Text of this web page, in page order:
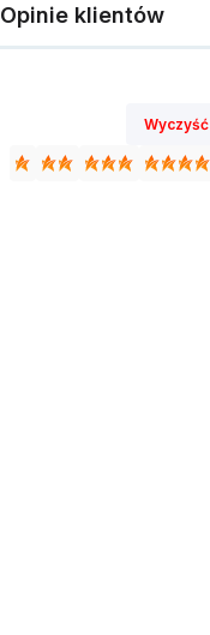
Opinie klientów
Wyczyść